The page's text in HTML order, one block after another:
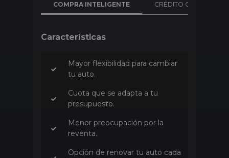
COMPRA INTELIGENTE CRÉDITO
Características
Mayor flexibilidad para cambiar
tu auto.
Cuota que se adapta a tu
presupuesto.
Menor preocupación por la
reventa.
Opción de renovar tu auto cada